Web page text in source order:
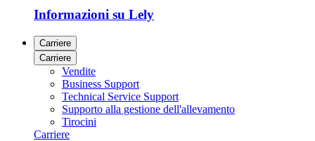
Informazioni su Lely
Carriere
Carriere
Vendite
Business Support
Technical Service Support
Supporto alla gestione dell'allevamento
Tirocini
Carriere